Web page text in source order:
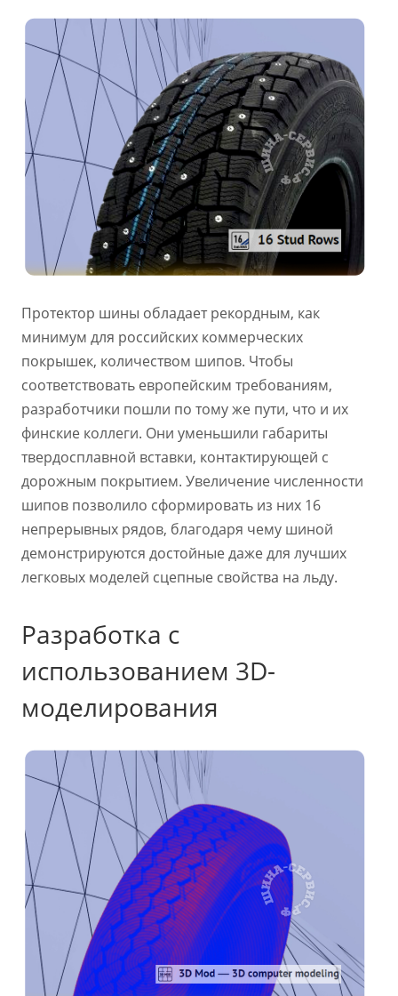
Протектор шины обладает рекордным, как
минимум для российских коммерческих
покрышек, количеством шипов. Чтобы
соответствовать европейским требованиям,
разработчики пошли по тому же пути, что и их
финские коллеги. Они уменьшили габариты
твердосплавной вставки, контактирующей с
дорожным покрытием. Увеличение численности
шипов позволило сформировать из них 16
непрерывных рядов, благодаря чему шиной
демонстрируются достойные даже для лучших
легковых моделей сцепные свойства на льду.
Разработка с
использованием 3D-
моделирования